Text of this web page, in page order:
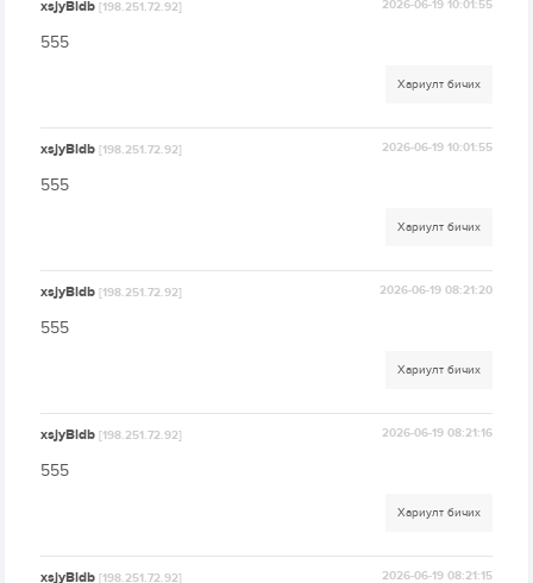
xsjyBldb[198.251.72.92] 2026-06-19 10:01:55
555
Хариулт бичих
xsjyBldb[198.251.72.92] 2026-06-19 10:01:55
555
Хариулт бичих
xsjyBldb[198.251.72.92] 2026-06-19 08:21:20
555
Хариулт бичих
xsjyBldb[198.251.72.92] 2026-06-19 08:21:16
555
Хариулт бичих
xsjyBldb[198.251.72.92] 2026-06-19 08:21:15